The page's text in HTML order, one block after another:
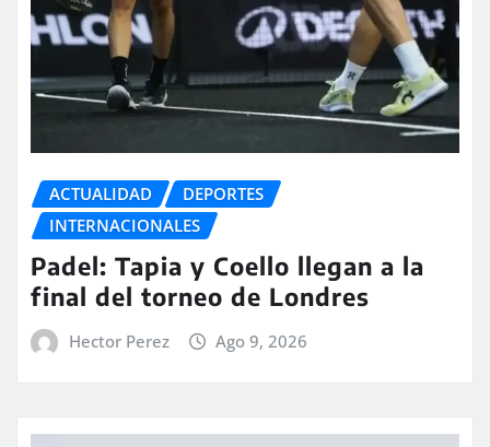
ACTUALIDAD
DEPORTES
INTERNACIONALES
Padel: Tapia y Coello llegan a la
final del torneo de Londres
Hector Perez Ago 9, 2026